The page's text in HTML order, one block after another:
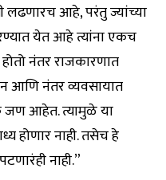
लढणारच आहे, परंतु ज्यांच्या
येत आहे त्यांना एकच
नंतर राजकारणात
आणि नंतर व्यवसायात
जण आहेत. त्यामुळे या
होणार नाही. तसेच हे
नाही.”